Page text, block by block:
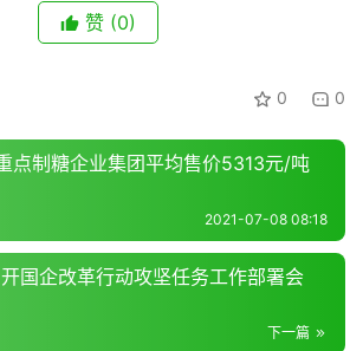
赞 (0)
0 0
点制糖企业集团平均售价5313元/吨
2021-07-08 08:18
国企改革行动攻坚任务工作部署会
下一篇